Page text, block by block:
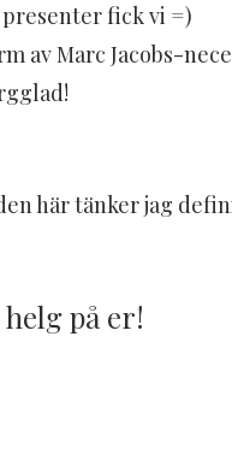
fick vi =)
av Marc Jacobs-
här tänker jag
på er!